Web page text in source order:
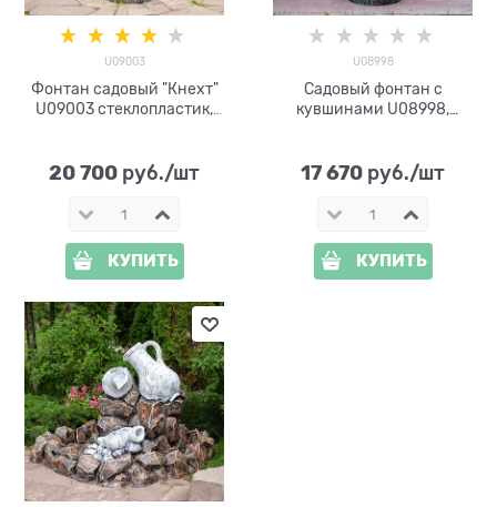
U09003
Фонтан садовый "Кнехт"
U09003 стеклопластик,
20 700 руб./шт
КУПИТЬ
U08998
Садовый фонтан с
кувшинами U08998,
17 670 руб./шт
КУПИТЬ